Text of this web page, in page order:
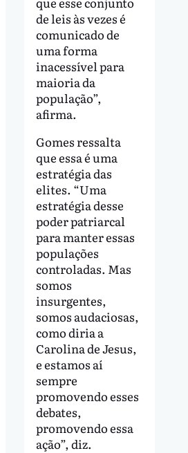
de leis às vezes é
comunicado de
uma forma
inacessível para
maioria da
população”,
afirma.
Gomes ressalta
que essa é uma
estratégia das
elites. “Uma
estratégia desse
poder patriarcal
para manter essas
populações
controladas. Mas
somos
insurgentes,
somos audaciosas,
como diria a
Carolina de Jesus,
e estamos aí
sempre
promovendo esses
debates,
promovendo essa
ação”, diz.